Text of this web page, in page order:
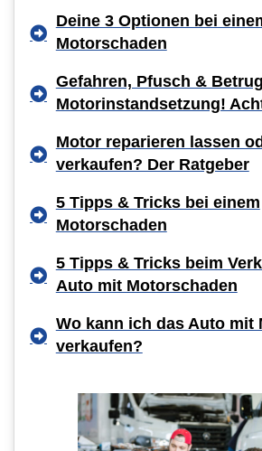
Deine 3 Optionen bei
Motorschaden
Gefahren, Pfusch &
Motorinstandsetzung!
Motor reparieren lassen
verkaufen? Der Ratgeber
5 Tipps & Tricks bei einem
Motorschaden
5 Tipps & Tricks beim
Auto mit Motorschaden
Wo kann ich das Auto mit
verkaufen?